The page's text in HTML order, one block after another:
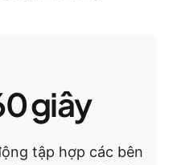
giây
tập hợp các bên